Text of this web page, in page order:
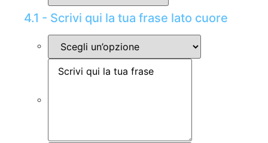
4.1 - Scrivi qui la tua frase lato cuore